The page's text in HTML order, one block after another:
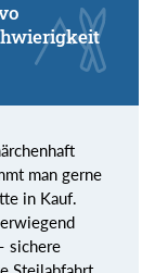
man gerne
in Kauf.
sichere